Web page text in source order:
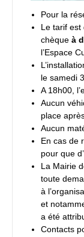
Pour la
Le tarif
chèque à
l’Espace
le samedi
A 18h00,
Aucun
place
Aucun
En cas de
pour que
La Mairie
toute
à
et
a été
Contacts